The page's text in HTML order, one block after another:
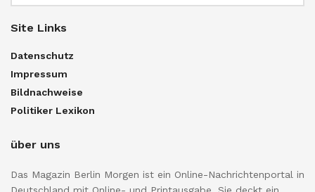
Site Links
Datenschutz
Impressum
Bildnachweise
Politiker Lexikon
über uns
Das Magazin Berlin Morgen ist ein Online-Nachrichtenportal in